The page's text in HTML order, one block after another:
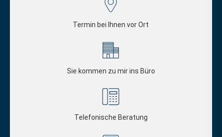
Termin bei Ihnen vor Ort
Sie kommen zu mir ins Büro
Telefonische Beratung